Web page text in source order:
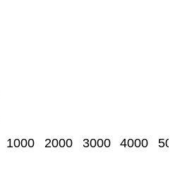
1000 2000 3000 4000